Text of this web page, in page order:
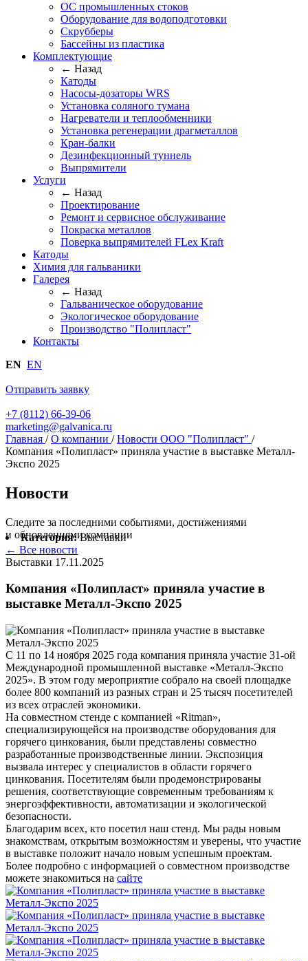
ОС промышленных стоков
Оборудование для водоподготовки
Скрубберы
Бассейны из пластика
Комплектующие
← Назад
Катоды
Насосы-дозаторы WRS
Установка соляного тумана
Нагреватели и теплообменники
Установка регенерации драгметаллов
Кран-балки
Дезинфекционный туннель
Выпрямители
Услуги
← Назад
Проектирование
Ремонт и сервисное обслуживание
Покраска металлов
Поверка выпрямителей FLex Kraft
Катоды
Химия для гальваники
Галерея
← Назад
Гальваническое оборудование
Экологическое оборудование
Производство "Полипласт"
Контакты
EN EN
Отправить заявку
+7 (8112) 66-39-06
marketing@galvanica.ru
Главная / О компании / Новости ООО "Полипласт" /
Компания «Полипласт» приняла участие в выставке Металл-
Экспо 2025
Новости
Следите за последними событиями, достижениями
и обновлениями компании
Категория:Выставки
← Все новости
Выставки 17.11.2025
Компания «Полипласт» приняла участие в
выставке Металл-Экспо 2025
С 11 по 14 ноября 2025 года компания приняла участие 31-ой
Международной промышленной выставке «Металл-Экспо
2025». В этом году мероприятие собрало на своей площадке
более 800 компаний из разных стран и 25 тысяч посетителей
из всех отраслей экономики.
На совместном стенде с компанией «Ritman»,
специализирующейся на производстве оборудования для
горячего цинкования, были представлены совместно
разработанные производственные линии. Экспозиция
вызвала интерес у специалистов в области горячего
цинкования. Посетителям были продемонстрированы
решения, соответствующие современным требованиям к
энергоэффективности, автоматизации и экологической
безопасности.
Благодарим всех, кто посетил наш стенд. Мы рады новым
знакомствам, открытым возможностям и уверены, что участие
в выставке положит начало новым успешным проектам.
Более подробно с информацией о совместном производстве
можете знакомиться на сайте